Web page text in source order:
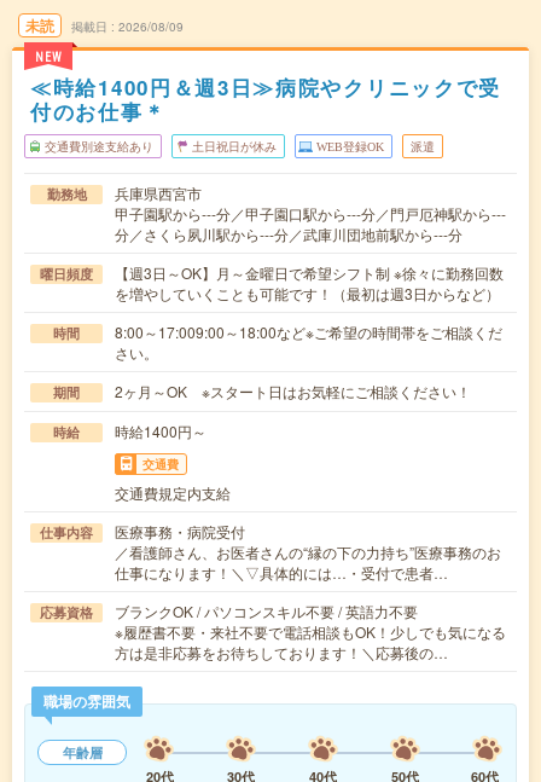
未読
NEW
掲載日 2026/08/09
≪時給1400円＆週3日≫病院やクリニックで受
付のお仕事＊
交通費別途支給あり 土日祝日が休み WEB登録OK 派遣
勤務地
兵庫県西宮市
甲子園駅から---分／甲子園口駅から---分／門戸厄神駅から---
分／さくら夙川駅から---分／武庫川団地前駅から---分
曜日頻度
【週3日～OK】月～金曜日で希望シフト制 ※徐々に勤務回数
を増やしていくことも可能です！（最初は週3日からなど）
時間
8:00～17:009:00～18:00など※ご希望の時間帯をご相談くだ
さい。
期間 2ヶ月～OK ※スタート日はお気軽にご相談ください！
時給 時給1400円～
交通費
交通費規定内支給
仕事内容
医療事務・病院受付
／看護師さん、お医者さんの“縁の下の力持ち”医療事務のお
仕事になります！＼▽具体的には…・受付で患者…
応募資格
ブランクOK / パソコンスキル不要 / 英語力不要
※履歴書不要・来社不要で電話相談もOK！少しでも気になる
方は是非応募をお待ちしております！＼応募後の…
職場の雰囲気
年齢層
20代
30代 40代 50代 60代